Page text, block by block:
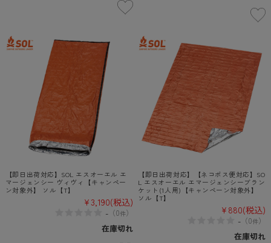
【即日出荷対応】SOL エスオーエル エ
マージェンシー ヴィヴィ【キャンペー
ン対象外】 ソル【T】
¥3,190(税込)
-（0件）
在庫切れ
【即日出荷対応】【ネコポス便対応】SO
L エスオーエル エマージェンシーブラン
ケット(1人用)【キャンペーン対象外】
ソル【T】
¥880(税込)
- （0件）
在庫切れ